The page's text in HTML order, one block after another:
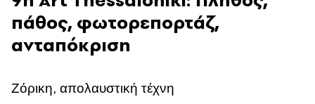
πάθος, φωτορεπορτάζ,
ανταπόκριση
Ζόρικη, απολαυστική τέχνη